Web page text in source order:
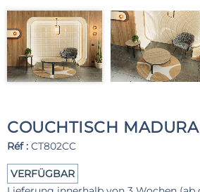
COUCHTISCH MADURA
Réf : CT802CC
VERFÜGBAR